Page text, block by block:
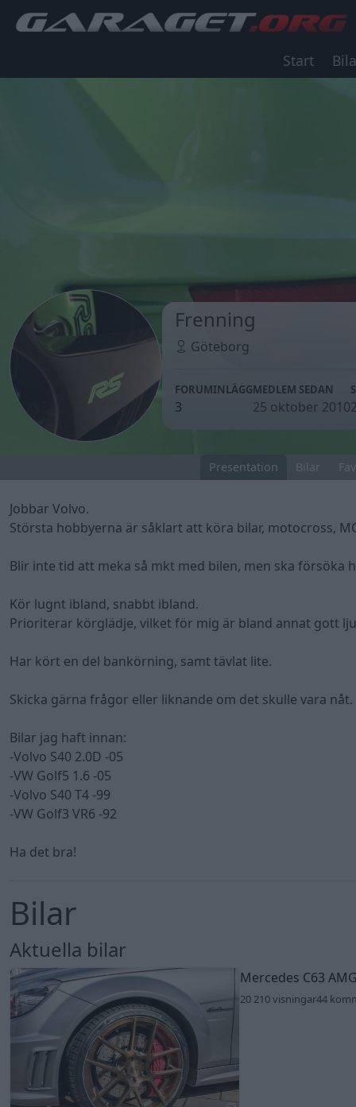
Start
Frenning
Göteborg
FORUMINLÄGG
3
MEDLEM SEDAN
25 oktober 2010
Presentation Bilar
Jobbar Volvo.
Största hobbyerna är såklart att köra bilar, motocross,
Blir inte tid att meka så mkt med bilen, men ska försöka
Kör lugnt ibland, snabbt ibland.
Prioriterar körglädje, vilket för mig är bland annat gott
Har kört en del bankörning, samt tävlat lite.
Skicka gärna frågor eller liknande om det skulle vara nåt.
Bilar jag haft innan:
-Volvo S40 2.0D -05
-VW Golf5 1.6 -05
-Volvo S40 T4 -99
-VW Golf3 VR6 -92
Ha det bra!
Bilar
Aktuella bilar
Mercedes C63
20 210 visningar44